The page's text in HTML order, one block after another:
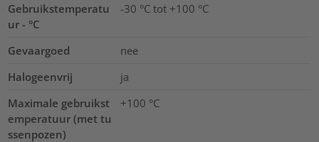
Gebruikstemperatu
ur - °C
-30 °C tot +100 °C
Gevaargoed
nee
Halogeenvrij
ja
Maximale gebruikst
emperatuur (met tu
ssenpozen)
+100 °C